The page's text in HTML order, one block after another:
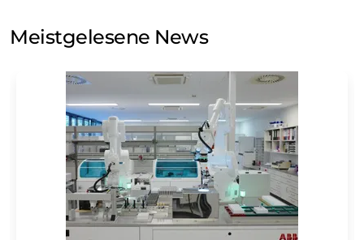
Meinungsforschung per E-Mail kontaktieren. Ihre
Einwilligung können Sie jederzeit ohne Angabe von
Str. 2, 12489 Berlin oder per E-Mail unter
widerruf@lumitos.commit Wirkung für die Zukunft
widerrufen. Zudem ist in jeder E-Mail ein Link zur
Abbestellung des entsprechenden Newsletters
enthalten.
Meistgelesene News